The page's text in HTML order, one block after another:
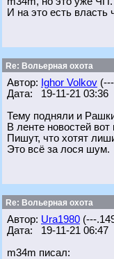
И на это есть власть
Re: Вольерная охота
Автор: Ighor Volkov
Дата: 19-11-21 03:36
Тему подняли и
В ленте новостей вот
Пишут, что хотят
Это всё за лося шум.
Re: Вольерная охота
Автор: Ura1980 (---
Дата: 19-11-21 06:47
m34m писал: